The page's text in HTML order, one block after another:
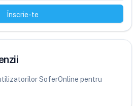
Înscrie-te
SoferOnline pentru